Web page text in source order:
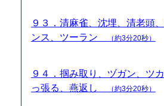
９３．清麻雀、沈埋、清老頭
ンス、ツーラン
（約3分20秒）
９４．掴み取り、ヅガン、ツ
っ張る、燕返し
（約3分20秒）